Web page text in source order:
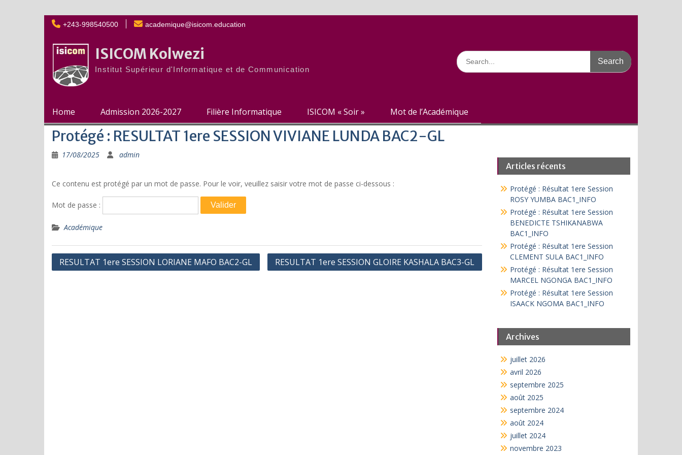
Skip
to
content
+243-998540500 academique@isicom.education
ISICOM Kolwezi
Institut Supérieur d'Informatique et de Communication
Search
for:
Home Admission 2026-2027 Filière Informatique ISICOM « Soir » Mot de l’Académique
Protégé : RESULTAT 1ere SESSION VIVIANE LUNDA BAC2-GL
17/08/2025 admin
Ce contenu est protégé par un mot de passe. Pour le voir, veuillez saisir votre mot de passe ci-dessous :
Mot de passe :
Académique
Navigation
RESULTAT 1ere SESSION LORIANE MAFO BAC2-GL RESULTAT 1ere SESSION GLOIRE KASHALA BAC3-GL
Articles récents
Protégé : Résultat 1ere Session
ROSY YUMBA BAC1_INFO
Protégé : Résultat 1ere Session
BENEDICTE TSHIKANABWA
BAC1_INFO
Protégé : Résultat 1ere Session
CLEMENT SULA BAC1_INFO
Protégé : Résultat 1ere Session
MARCEL NGONGA BAC1_INFO
Protégé : Résultat 1ere Session
ISAACK NGOMA BAC1_INFO
Archives
juillet 2026
avril 2026
septembre 2025
août 2025
septembre 2024
août 2024
juillet 2024
novembre 2023